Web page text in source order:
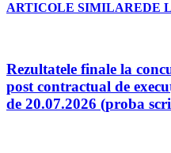
ARTICOLE SIMILAREDE
Rezultatele finale la
post contractual de
de 20.07.2026 (proba